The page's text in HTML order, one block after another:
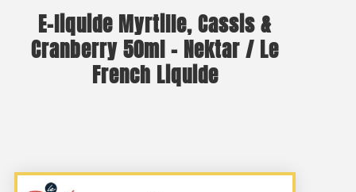
E-liquide Myrtille, Cassis &
Cranberry 50ml – Nektar / Le
French Liquide